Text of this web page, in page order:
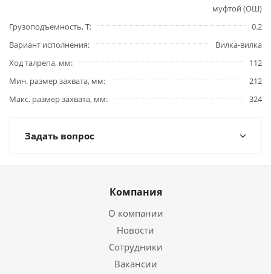
муфтой (ОШ)
Грузоподъемность, Т
0.2
Вариант исполнения
Вилка-вилка
Ход талрепа, мм
112
Мин. размер захвата, мм
212
Макс. размер захвата, мм
324
Задать вопрос
Компания
О компании
Новости
Сотрудники
Вакансии